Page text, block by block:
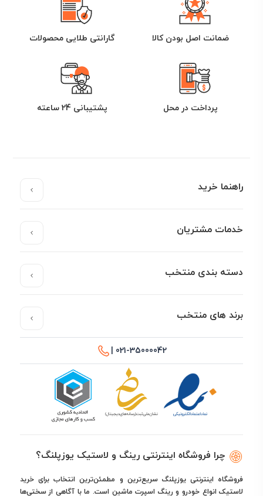
ضمانت اصل بودن کالا گارانتی طلایی محصولات
پرداخت در محل پشتیبانی 24 ساعته
راهنما خرید
خدمات مشتریان
دسته بندی منتخب
برند های منتخب
021-35000042 |
چرا فروشگاه اینترنتی رینگ و لاستیک یوزپلنگ؟
فروشگاه اینترنتی یوزپلنگ سریع‌ترین و مطمئن‌ترین انتخاب برای خرید
لاستیک انواع خودرو و رینگ اسپرت ماشین است. ما با آگاهی از سختی‌ها